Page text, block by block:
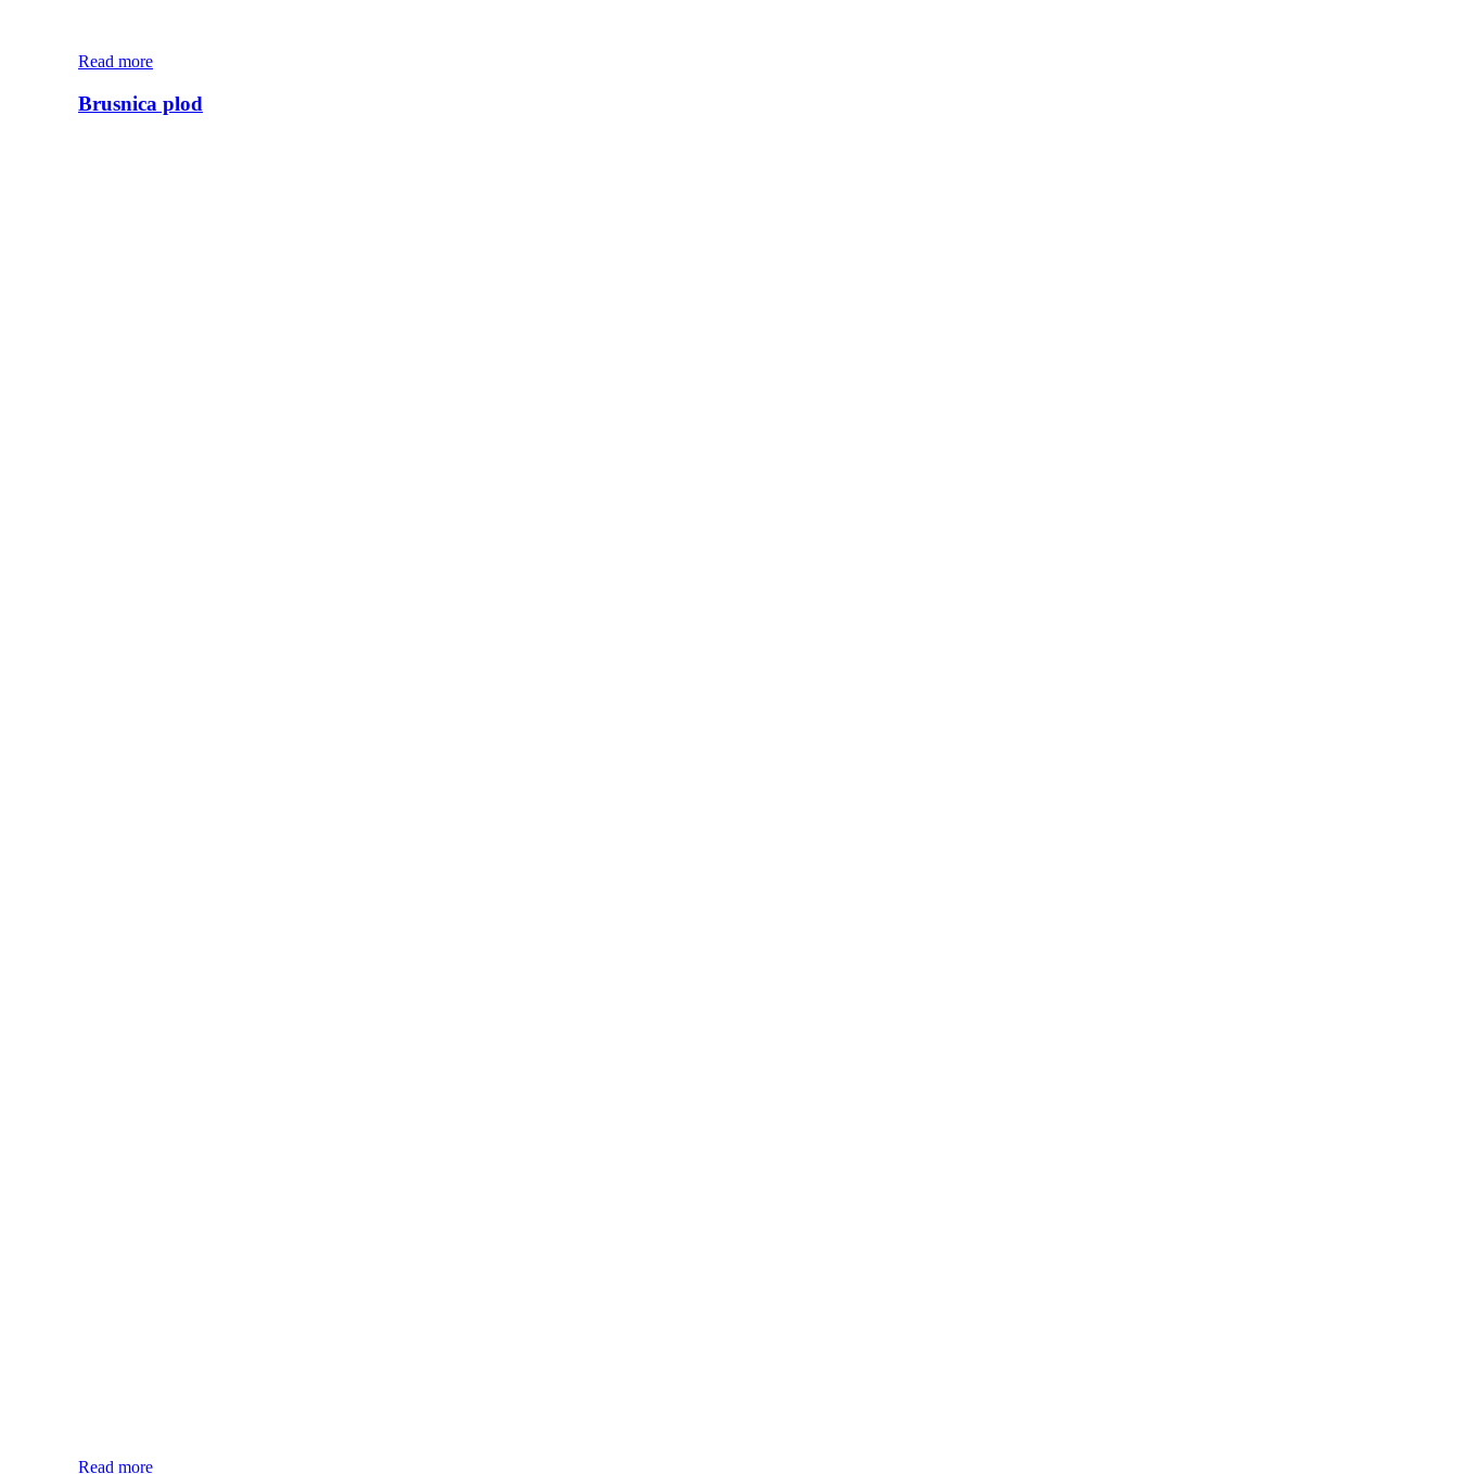
Read more
Brusnica plod
Read more